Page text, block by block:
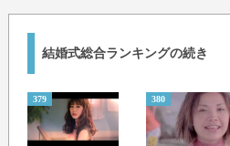
（同じように心を許してもらいたいよ）
（これからどうすれば）
The way that I believe in you.
（本当に信じてもらえるの？）
結婚式総合ランキングの続き
379 380